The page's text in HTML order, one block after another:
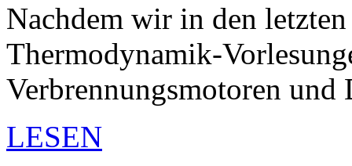
Nachdem wir in den
Thermodynamik-
Verbrennungsmotoren
LESEN